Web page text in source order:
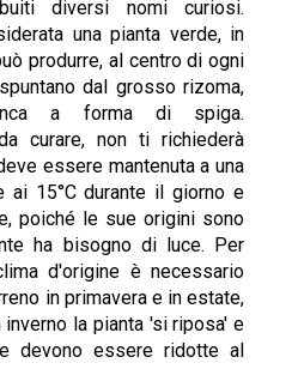
diversi nomi curiosi.
una pianta verde, in
produrre, al centro di ogni
dal grosso rizoma,
a forma di spiga.
curare, non ti richiederà
essere mantenuta a una
ai 15°C durante il giorno e
poiché le sue origini sono
ha bisogno di luce. Per
d'origine è necessario
in primavera e in estate,
la pianta 'si riposa' e
devono essere ridotte al